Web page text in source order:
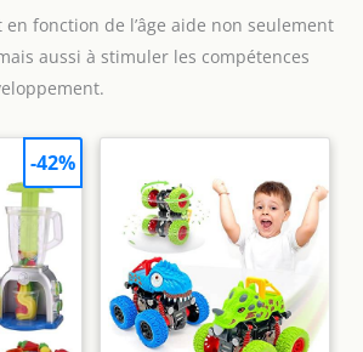
fonction de l’âge aide non seulement
aussi à stimuler les compétences
-42%